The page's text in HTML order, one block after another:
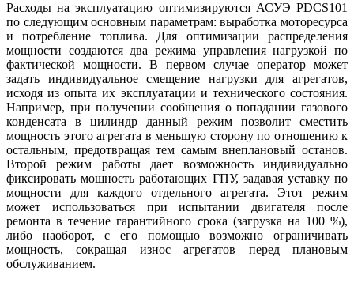
Расходы на эксплуатацию оптимизируются АСУЭ PDCS101
по следующим основным параметрам: выработка моторесурса
и потребление топлива. Для оптимизации распределения
мощности создаются два режима управления нагрузкой по
фактической мощности. В первом случае оператор может
задать индивидуальное смещение нагрузки для агрегатов,
исходя из опыта их эксплуатации и технического состояния.
Например, при получении сообщения о попадании газового
конденсата в цилиндр данный режим позволит сместить
мощность этого агрегата в меньшую сторону по отношению к
остальным, предотвращая тем самым внеплановый останов.
Второй режим работы дает возможность индивидуально
фиксировать мощность работающих ГПУ, задавая уставку по
мощности для каждого отдельного агрегата. Этот режим
может использоваться при испытании двигателя после
ремонта в течение гарантийного срока (загрузка на 100 %),
ли­бо наоборот, с его помощью возможно ограничивать
мощность, сокращая износ агрегатов перед плановым
обслуживанием.